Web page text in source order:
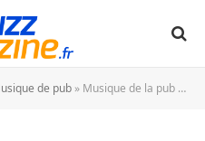
de pub » Musique de la pub Apple La confidentialité avec l’Iphone 2022